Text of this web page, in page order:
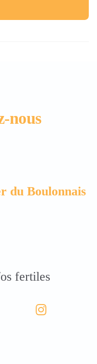
nous
du Boulonnais
fertiles